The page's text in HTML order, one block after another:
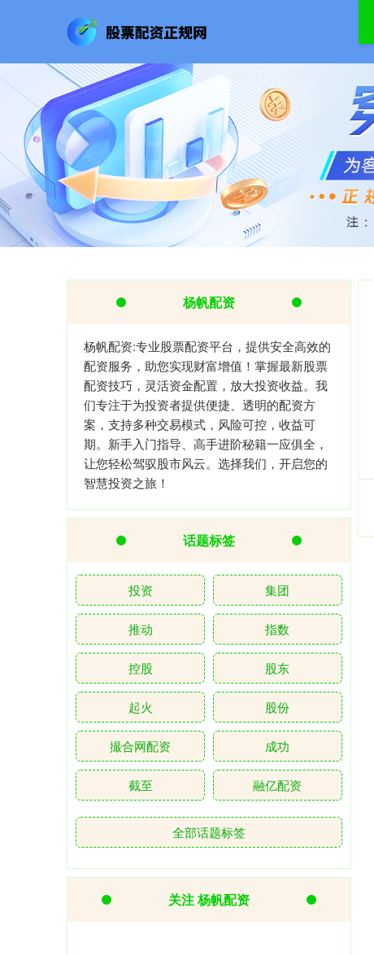
杨帆配资
杨帆配资:专业股票配资平台，提供安全高效的
配资服务，助您实现财富增值！掌握最新股票
配资技巧，灵活资金配置，放大投资收益。我
们专注于为投资者提供便捷、透明的配资方
案，支持多种交易模式，风险可控，收益可
期。新手入门指导、高手进阶秘籍一应俱全，
让您轻松驾驭股市风云。选择我们，开启您的
智慧投资之旅！
话题标签
投资 集团
推动 指数
控股 股东
起火 股份
撮合网配资 成功
截至 融亿配资
全部话题标签
关注 杨帆配资